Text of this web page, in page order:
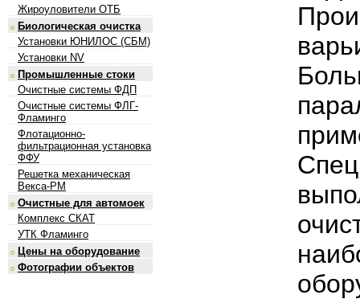
Жироуловители ОТБ
Биологическая очистка
Установки ЮНИЛОС (СБМ)
Установки NV
Промышленные стоки
Очистные системы ФДП
Очистные системы ФЛГ-
Фламинго
Флотационно-
фильтрационная установка
ФФУ
Решетка механическая
Векса-РМ
Очистные для автомоек
Комплекс СКАТ
УТК Фламинго
Цены на оборудование
Фотографии объектов